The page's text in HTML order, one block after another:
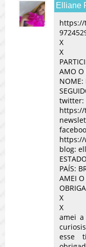
Elliane
https://
X
X
AMO O
NOME:
twitter:
https://
https://
blog:
PAÍS:
AMEI O
X
X
amei a
esse